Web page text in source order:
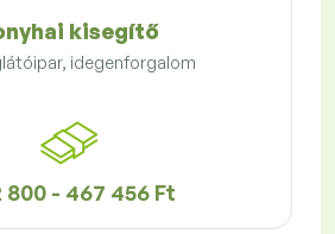
kisegítő
idegenforgalom
800 - 467 456 Ft